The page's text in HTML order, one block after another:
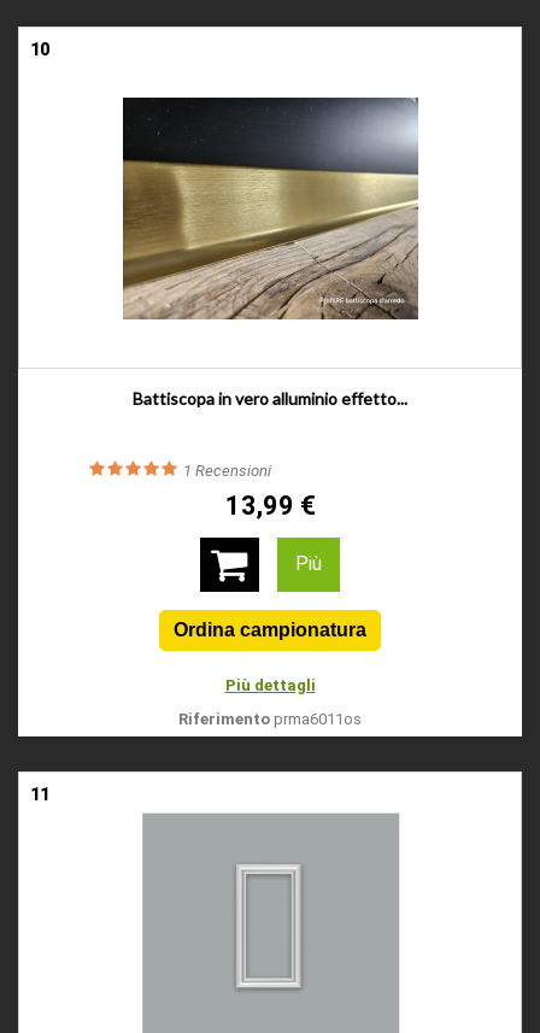
10
Battiscopa in vero alluminio effetto...
1 Recensioni
13,99 €
Più
Più dettagli
Riferimento prma6011os
11